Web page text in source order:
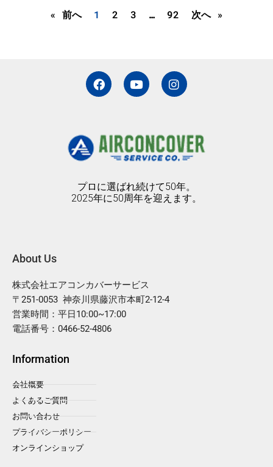
« 前へ 1 2 3 … 92 次へ »
F
a
c
o
o
k
Y
o
u
b
e
I
n
s
g
r
a
プロに選ばれ続けて50年。
2025年に50周年を迎えます。
About Us
株式会社エアコンカバーサービス
〒251-0053 神奈川県藤沢市本町2-12-4
営業時間：平日10:00~17:00
電話番号：0466-52-4806
Information
会社概要
よくあるご質問
お問い合わせ
プライバシーポリシー
オンラインショップ